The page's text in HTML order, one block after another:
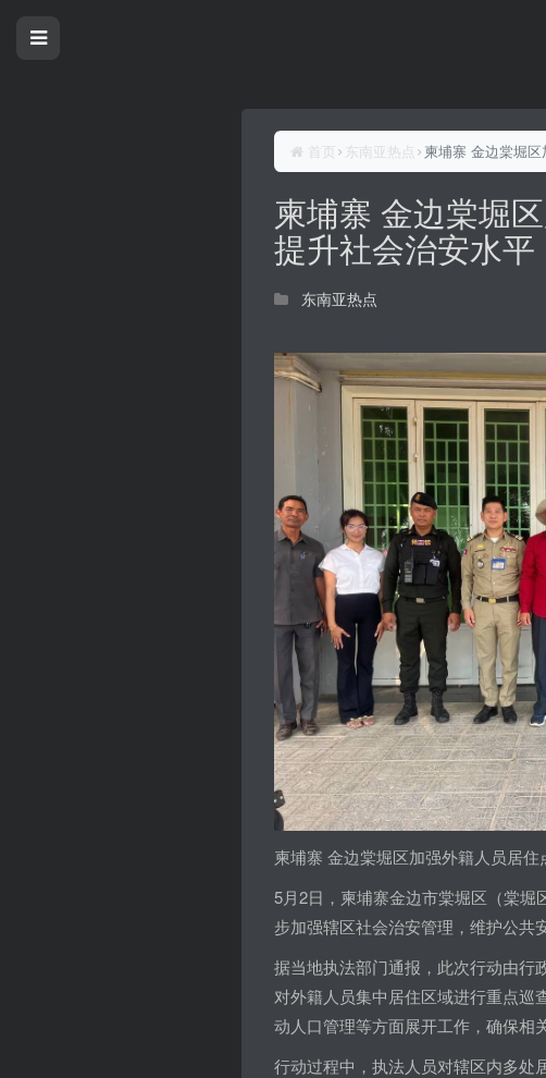
首页 东南亚热点 柬埔寨 金边棠堀区
柬埔寨 金边棠堀
提升社会治安水平
东南亚热点
柬埔寨 金边棠堀区加强外籍人员居
5月2日，柬埔寨金边市棠堀区（棠
步加强辖区社会治安管理，维护公共
据当地执法部门通报，此次行动由行
对外籍人员集中居住区域进行重点巡
动人口管理等方面展开工作，确保相
行动过程中，执法人员对辖区内多处